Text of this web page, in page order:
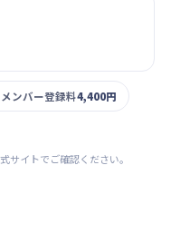
ンバー登録料4,400円
サイトでご確認ください。